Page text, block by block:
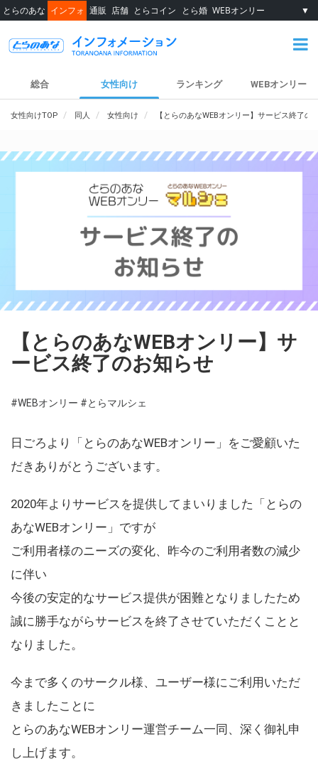
とらのあな インフォ 通販 店舗 とらコイン とら婚 WEBオンリー ▼
総合 女性向け ランキング WEBオンリー
女性向けTOP 同人 女性向け 【とらのあなWEBオンリー】サービス終了の
【とらのあなWEBオンリー】サ
ービス終了のお知らせ
#WEBオンリー #とらマルシェ
日ごろより「とらのあなWEBオンリー」をご愛顧いた
だきありがとうございます。
2020年よりサービスを提供してまいりました「とらの
あなWEBオンリー」ですが
ご利用者様のニーズの変化、昨今のご利用者数の減少
に伴い
今後の安定的なサービス提供が困難となりましたため
誠に勝手ながらサービスを終了させていただくことと
なりました。
今まで多くのサークル様、ユーザー様にご利用いただ
きましたことに
とらのあなWEBオンリー運営チーム一同、深く御礼申
し上げます。